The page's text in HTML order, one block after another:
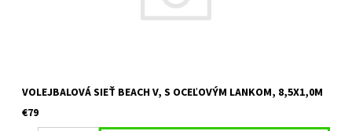
VOLEJBALOVÁ SIEŤ BEACH V, S OCEĽOVÝM LANKOM, 8,5X1,0M
€79